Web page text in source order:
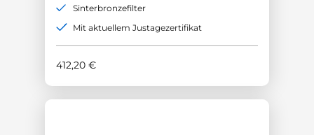
412,20 €
Sinterbronzefilter
Mit aktuellem Justagezertifikat